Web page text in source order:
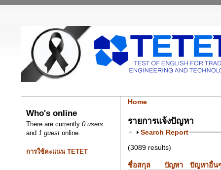
Who's online
There are currently0 users
and 1 guest online.
การใช้คะแนน TETET
Home
รายการแจ้งปัญหา
Search Report
(3089 results)
ชื่อสกุล ปัญหา
ปัญหาอื่น